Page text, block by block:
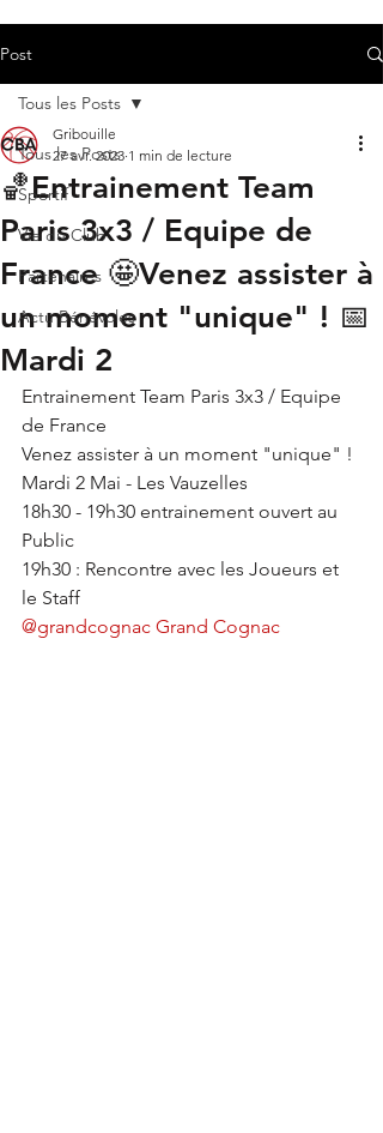
Post
Tous les Posts
Sportif
Vie du Club
Partenaires
Actu Bénévoles
Tous les Posts
🏀Entrainement Team
Paris 3x3 / Equipe de
France 🤩Venez assister à
un moment "unique" ! 📅
Mardi 2
Gribouille
27 avr. 2023 1 min de lecture
Entrainement Team Paris 3x3 / Equipe
de France
Venez assister à un moment "unique" !
Mardi 2 Mai - Les Vauzelles
18h30 - 19h30 entrainement ouvert au
Public
19h30 : Rencontre avec les Joueurs et
le Staff
@grandcognac Grand Cognac